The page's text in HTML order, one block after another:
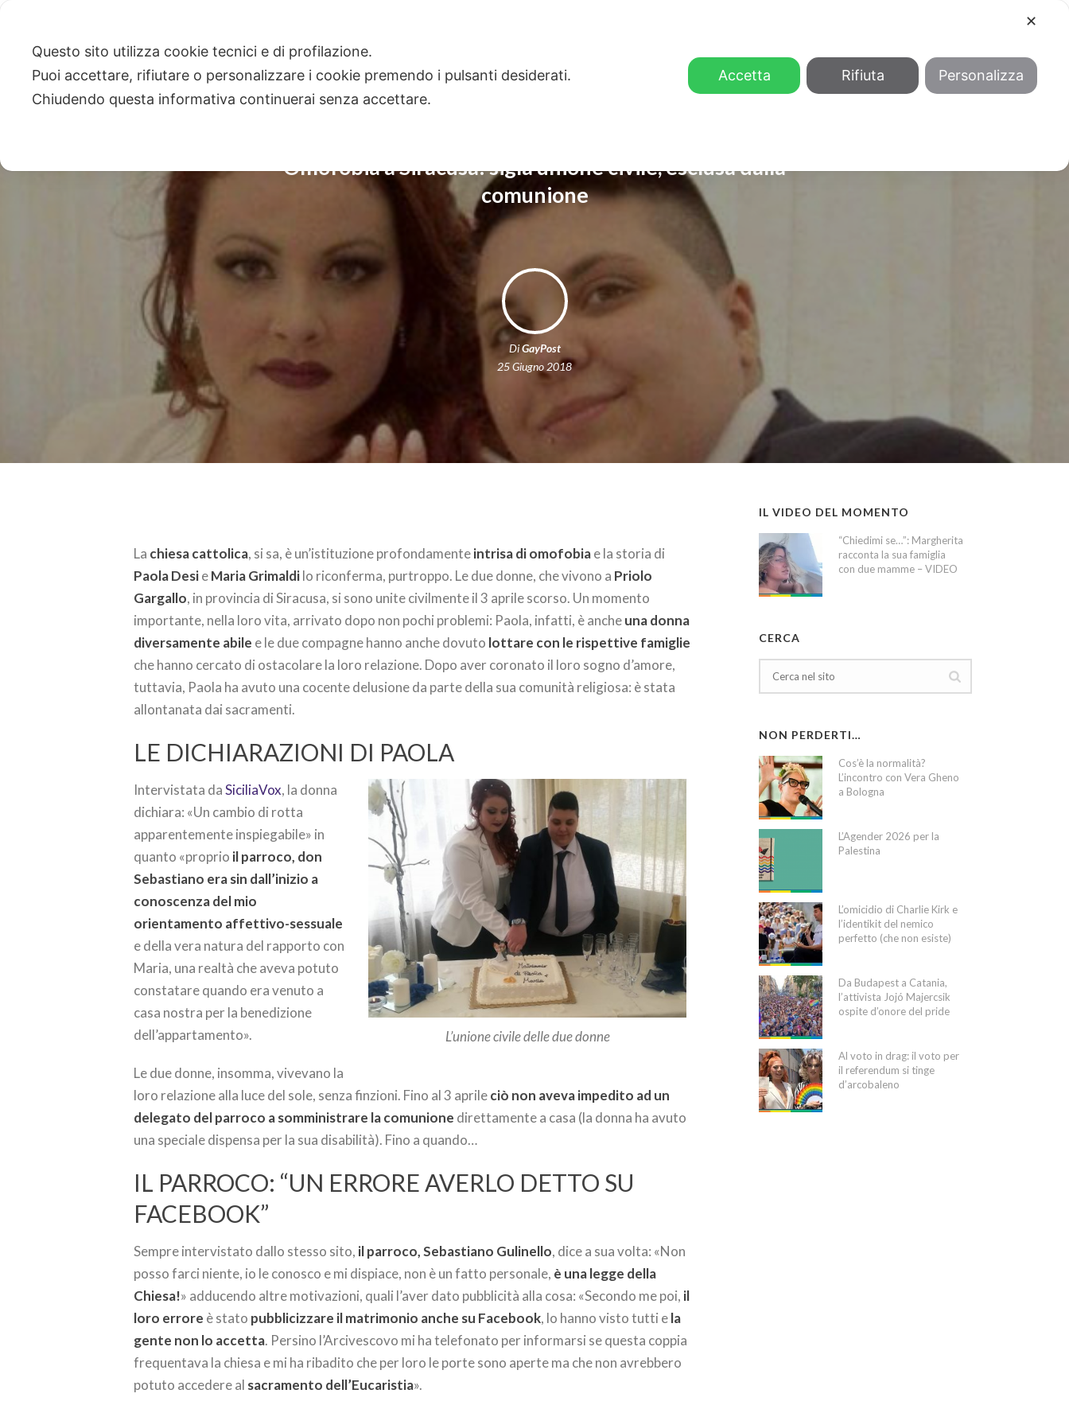
Omofobia a Siracusa: sigla unione civile, esclusa dalla
comunione
DiGayPost
25 Giugno 2018
La chiesa cattolica, si sa, è un’istituzione profondamenteintrisa di omofobiae la storia di
Paola DesieMaria Grimaldilo riconferma, purtroppo. Le due donne, che vivono a Priolo
Gargallo, in provincia di Siracusa, si sono unite civilmente il 3 aprile scorso. Un momento
importante, nella loro vita, arrivato dopo non pochi problemi: Paola, infatti, è ancheuna donna
diversamente abile e le due compagne hanno anche dovuto lottare con le rispettive famiglie
che hanno cercato di ostacolare la loro relazione. Dopo aver coronato il loro sogno d’amore,
tuttavia, Paola ha avuto una cocente delusione da parte della sua comunità religiosa: è stata
allontanata dai sacramenti.
LE DICHIARAZIONI DI PAOLA
L’unione civile delle due donne
Intervistata daSiciliaVox, la donna
dichiara: «Un cambio di rotta
apparentemente inspiegabile» in
quanto «proprio il parroco, don
Sebastiano era sin dall’inizio a
conoscenza del mio
orientamento affettivo-sessuale
e della vera natura del rapporto con
Maria, una realtà che aveva potuto
constatare quando era venuto a
casa nostra per la benedizione
dell’appartamento».
Le due donne, insomma, vivevano la
loro relazione alla luce del sole, senza finzioni. Fino al 3 aprileciò non aveva impedito ad un
delegato del parroco a somministrare la comunione direttamente a casa (la donna ha avuto
una speciale dispensa per la sua disabilità). Fino a quando…
IL PARROCO: “UN ERRORE AVERLO DETTO SU
FACEBOOK”
Sempre intervistato dallo stesso sito, il parroco, Sebastiano Gulinello, dice a sua volta: «Non
posso farci niente, io le conosco e mi dispiace, non è un fatto personale, è una legge della
Chiesa!» adducendo altre motivazioni, quali l’aver dato pubblicità alla cosa: «Secondo me poi, il
loro errore è stato pubblicizzare il matrimonio anche su Facebook, lo hanno visto tutti ela
gente non lo accetta. Persino l’Arcivescovo mi ha telefonato per informarsi se questa coppia
frequentava la chiesa e mi ha ribadito che per loro le porte sono aperte ma che non avrebbero
potuto accedere al sacramento dell’Eucaristia».
IL VIDEO DEL MOMENTO
“Chiedimi se…”: Margherita
racconta la sua famiglia
con due mamme – VIDEO
CERCA
NON PERDERTI…
Cos’è la normalità?
L’incontro con Vera Gheno
a Bologna
L’Agender 2026 per la
Palestina
L’omicidio di Charlie Kirk e
l’identikit del nemico
perfetto (che non esiste)
Da Budapest a Catania,
l’attivista Jojó Majercsik
ospite d’onore del pride
Al voto in drag: il voto per
il referendum si tinge
d’arcobaleno
✕
Questo sito utilizza cookie tecnici e di profilazione.
Puoi accettare, rifiutare o personalizzare i cookie premendo i pulsanti desiderati.
Chiudendo questa informativa continuerai senza accettare.
Accetta Rifiuta Personalizza